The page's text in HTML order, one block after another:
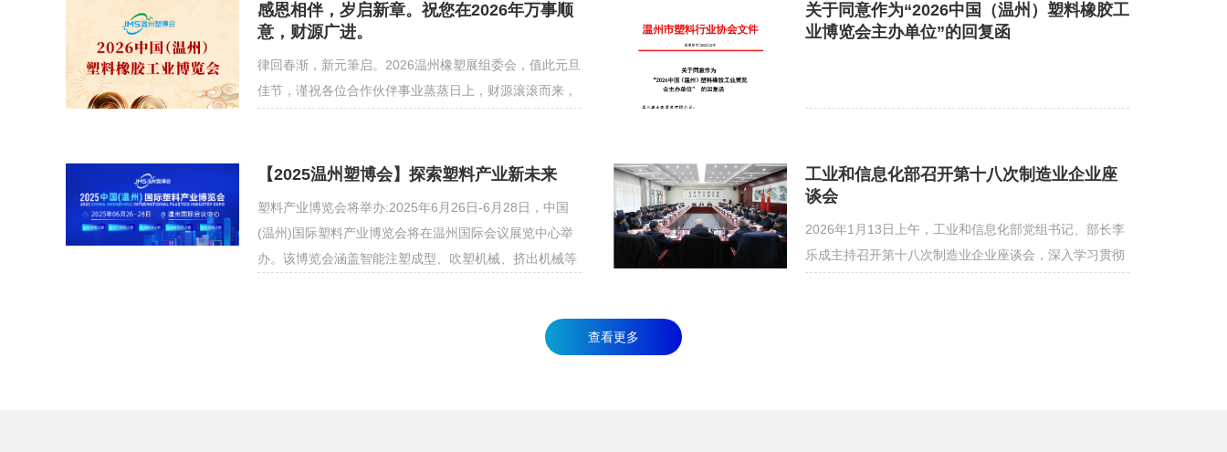
感恩相伴，岁启新章。祝您在2026年万事顺
意，财源广进。
律回春渐，新元筆启。2026温州橡塑展组委会，值此元旦
佳节，谨祝各位合作伙伴事业蒸蒸日上，财源滚滚而来，
关于同意作为“2026中国（温州）塑料橡胶工
业博览会主办单位”的回复函
【2025温州塑博会】探索塑料产业新未来
塑料产业博览会将举办:2025年6月26日-6月28日，中国
(温州)国际塑料产业博览会将在温州国际会议展览中心举
办。该博览会涵盖智能注塑成型、吹塑机械、挤出机械等
工业和信息化部召开第十八次制造业企业座
谈会
2026年1月13日上午，工业和信息化部党组书记、部长李
乐成主持召开第十八次制造业企业座谈会，深入学习贯彻
查看更多